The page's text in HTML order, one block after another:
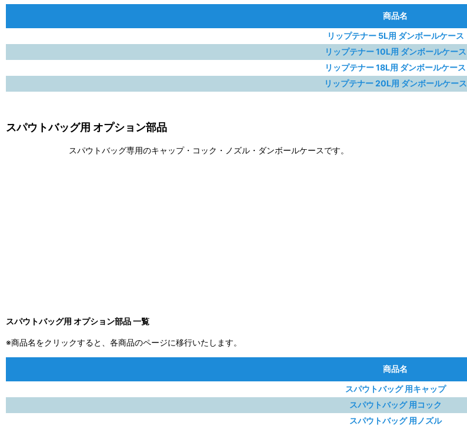
商品名
リップテナー 5L用 ダンボールケース
リップテナー 10L用 ダンボールケース
リップテナー 18L用 ダンボールケース
リップテナー 20L用 ダンボールケース
スパウトバッグ用 オプション部品
スパウトバッグ専用のキャップ・コック・ノズル・ダンボールケースです。
スパウトバッグ用 オプション部品 一覧
※商品名をクリックすると、各商品のページに移行いたします。
商品名
スパウトバッグ 用キャップ
スパウトバッグ 用コック
スパウトバッグ 用ノズル